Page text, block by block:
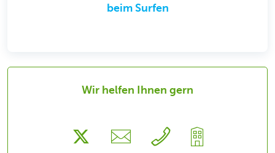
beim Surfen
Wir helfen Ihnen gern